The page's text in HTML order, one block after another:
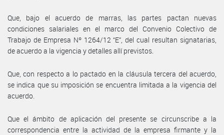
Que, bajo el acuerdo de marras, las partes pactan nuevas
condiciones salariales en el marco del Convenio Colectivo de
Trabajo de Empresa Nº 1264/12 “E”, del cual resultan signatarias,
de acuerdo a la vigencia y detalles allí previstos.
Que, con respecto a lo pactado en la cláusula tercera del acuerdo,
se indica que su imposición se encuentra limitada a la vigencia del
acuerdo.
Que el ámbito de aplicación del presente se circunscribe a la
correspondencia entre la actividad de la empresa firmante y la